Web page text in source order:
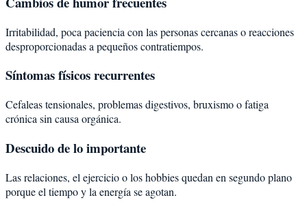
Irritabilidad, poca paciencia con las personas cercanas o reacciones
desproporcionadas a pequeños contratiempos.
Síntomas físicos recurrentes
Cefaleas tensionales, problemas digestivos, bruxismo o fatiga
crónica sin causa orgánica.
Descuido de lo importante
Las relaciones, el ejercicio o los hobbies quedan en segundo plano
porque el tiempo y la energía se agotan.